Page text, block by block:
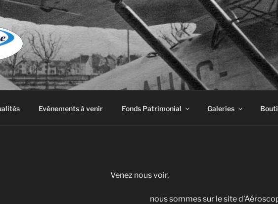
À AIRBUS
Evènements à venir Fonds Patrimonial Galeries
Venez nous voir,
nous sommes sur le site